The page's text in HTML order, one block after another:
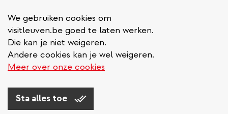
We gebruiken cookies om
visitleuven.be goed te laten werken.
Die kan je niet weigeren.
Andere cookies kan je wel weigeren.
Meer over onze cookies
Sta alles toe